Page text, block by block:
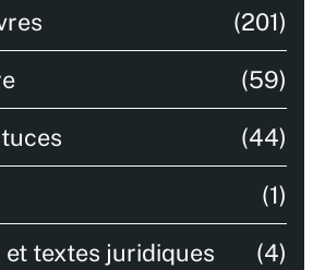
(201)
(59)
(44)
(1)
textes juridiques (4)